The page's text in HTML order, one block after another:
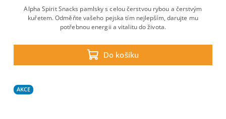
Do košíku
Alpha Spirit Snacks pamlsky s celou čerstvou rybou a čerstvým
kuřetem. Odměňte vašeho pejska tím nejlepším, darujte mu
potřebnou energii a vitalitu do života.
AKCE